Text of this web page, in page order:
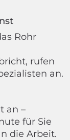
Rohr
rufen
an.
an –
für Sie
die Arbeit.